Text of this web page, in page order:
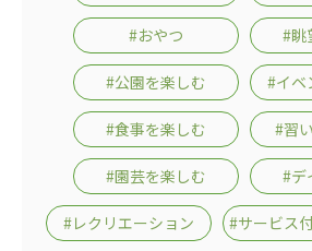
一般社団法人フードラボジャパン
特定非営利活動法人日本医療福祉機構
株式会社アメックファーマシー
株式会社エネクト 株式会社
海外グループ会社
#おやつ #眺
#公園を楽しむ #イベ
#食事を楽しむ #習
#園芸を楽しむ #デ
#レクリエーション #サービス